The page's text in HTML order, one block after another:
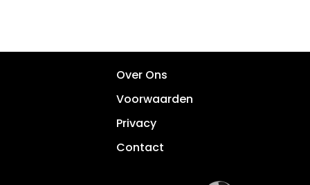
Over Ons
Voorwaarden
Privacy
Contact